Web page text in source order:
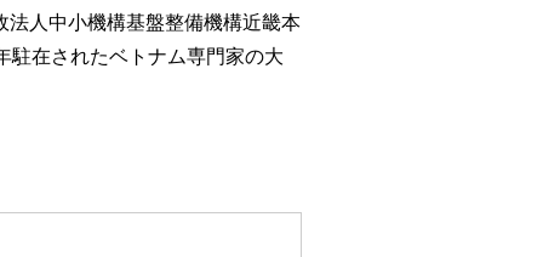
人中小機構基盤整備機構近畿本
駐在されたベトナム専門家の大